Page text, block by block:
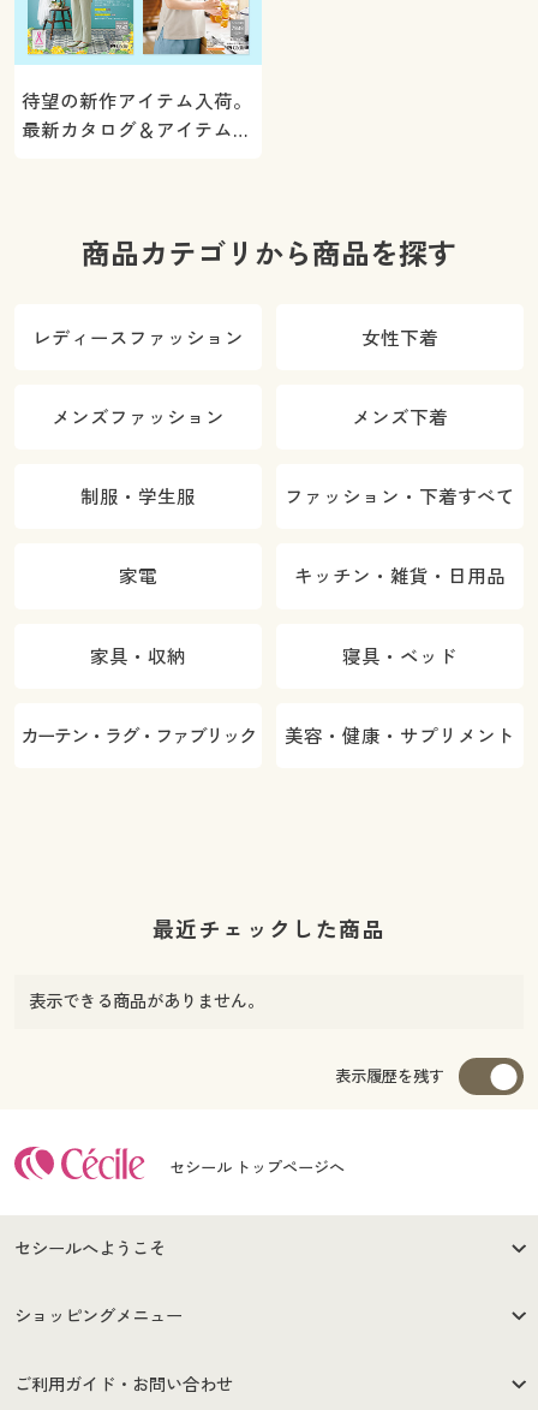
待望の新作アイテム入荷。
最新カタログ＆アイテムを
商品カテゴリから商品を探す
レディースファッション 女性下着
メンズファッション メンズ下着
制服・学生服 ファッション・下着すべて
家電 キッチン・雑貨・日用品
家具・収納 寝具・ベッド
カーテン・ラグ・ファブリック 美容・健康・サプリメント
最近チェックした商品
表示できる商品がありません。
表示履歴を残す
セシール トップページへ
セシールへようこそ
はじめての方へ
セシールご利用規約
ショッピングメニュー
商品カテゴリ
ご利用ガイド・お問い合わせ